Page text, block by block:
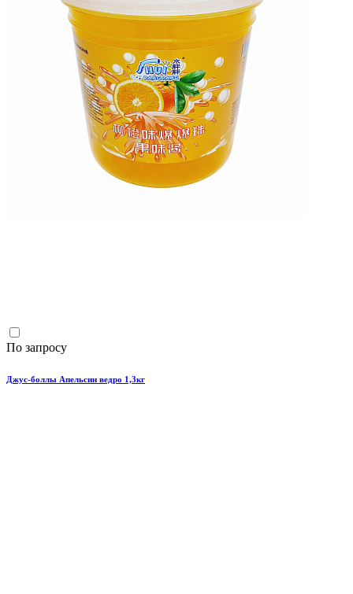
По запросу
Джус-боллы Апельсин ведро 1,3кг